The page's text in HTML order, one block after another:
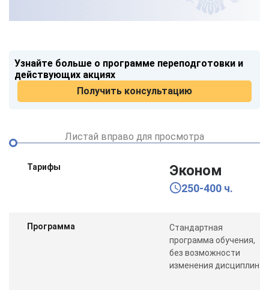
Узнайте больше о программе переподготовки и
действующих акциях
Получить консультацию
Листай вправо для просмотра
Тарифы Эконом
250-400 ч.
Программа
Стандартная
программа обучения,
без возможности
изменения дисциплин